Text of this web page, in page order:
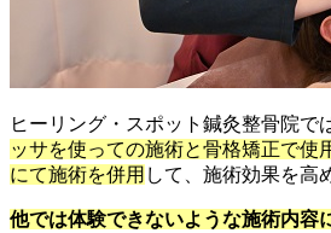
ヒーリング・スポット鍼灸整骨院で
ッサを使っての施術と骨格矯正で使
にて施術を併用 して、施術効果を高
他では体験できないような施術内容